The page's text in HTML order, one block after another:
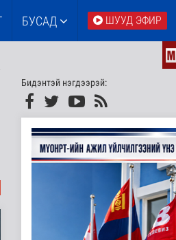
БУСАД ШУУД ЭФИР
Бидэнтэй нэгдээрэй: